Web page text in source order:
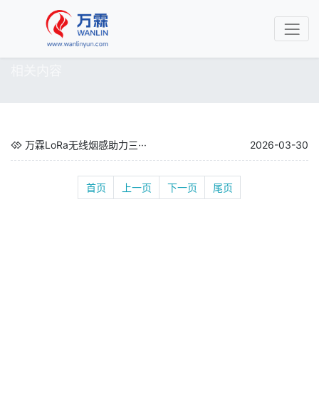
万霖LoRa无线烟感助力三··· 2026-03-30
首页 上一页 下一页 尾页